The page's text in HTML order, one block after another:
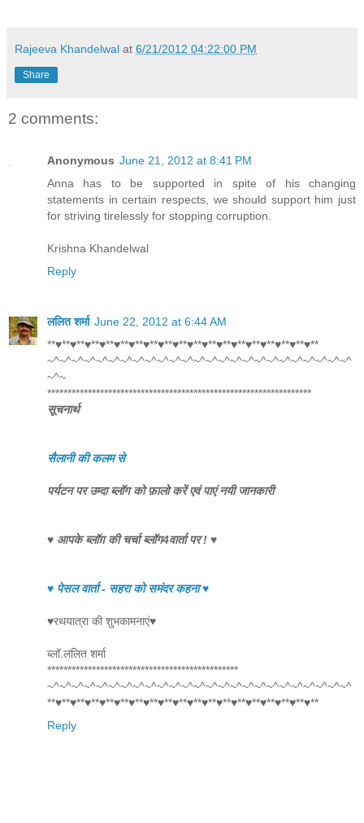
Rajeeva Khandelwal at 6/21/2012 04:22:00 PM
Share
2 comments:
Anonymous June 21, 2012 at 8:41 PM
Anna has to be supported in spite of his changing
statements in certain respects, we should support him just
for striving tirelessly for stopping corruption.
Krishna Khandelwal
Reply
ललित शर्मा June 22, 2012 at 6:44 AM
**♥**♥**♥**♥**♥**♥**♥**♥**♥**♥**♥**♥**♥**♥**♥**♥**♥**♥**
~^~^~^~^~^~^~^~^~^~^~^~^~^~^~^~^~^~^~^~^~^~^~^~^~^
~^~
*****************************************************************
सूचनार्थ
सैलानी की कलम से
पर्यटन पर उम्दा ब्लॉग को फ़ालो करें एवं पाएं नयी जानकारी
♥ आपके ब्लॉग़ की चर्चा ब्लॉग4वार्ता पर ! ♥
♥ पेसल वार्ता - सहरा को समंदर कहना ♥
♥रथयात्रा की शुभकामनाएं♥
ब्लॉ.ललित शर्मा
***********************************************
~^~^~^~^~^~^~^~^~^~^~^~^~^~^~^~^~^~^~^~^~^~^~^~^~^
**♥**♥**♥**♥**♥**♥**♥**♥**♥**♥**♥**♥**♥**♥**♥**♥**♥**♥**
Reply